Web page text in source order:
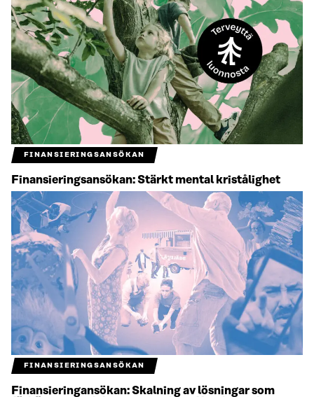
FINANSIERINGSANSÖKAN
Finansieringsansökan: Stärkt mental kristålighet
FINANSIERINGSANSÖKAN
Finansieringansökan: Skalning av lösningar som